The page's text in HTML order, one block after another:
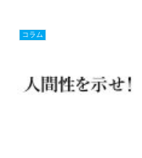
コラム